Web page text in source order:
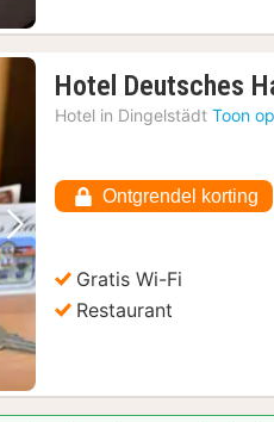
Volgende foto
Hotel Deutsches
Hotel in Dingelstädt Toon
Ontgrendel korting
Gratis Wi-Fi
Restaurant